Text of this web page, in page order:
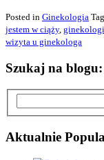
Posted in Ginekologia
jestem w ciąży,
wizyta u ginekologa
Szukaj na blogu:
Aktualnie